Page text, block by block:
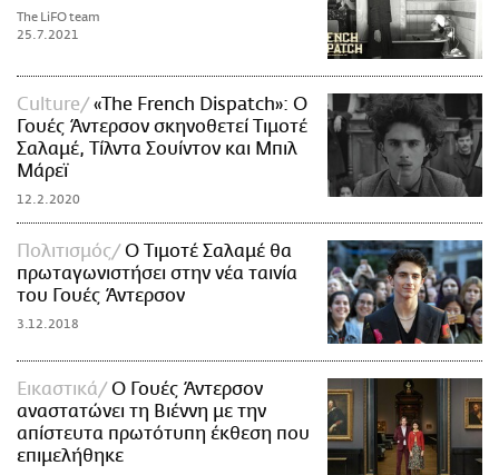
The LiFO team
25.7.2021
Culture
«The French Dispatch»: Ο
Γουές Άντερσον σκηνοθετεί Τιμοτέ
Σαλαμέ, Τίλντα Σουίντον και Μπιλ
Μάρεϊ
12.2.2020
Πολιτισμός
Ο Τιμοτέ Σαλαμέ θα
πρωταγωνιστήσει στην νέα ταινία
του Γουές Άντερσον
3.12.2018
Εικαστικά
Ο Γουές Άντερσον
αναστατώνει τη Βιέννη με την
απίστευτα πρωτότυπη έκθεση που
επιμελήθηκε